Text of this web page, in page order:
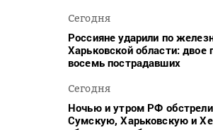
Сегодня
Россияне ударили по
Харьковской области: двое
восемь пострадавших
Сегодня
Ночью и утром РФ
Сумскую, Харьковскую и